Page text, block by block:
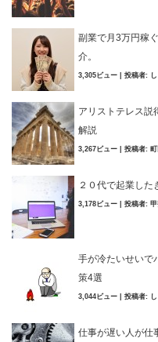
副業で月3万円稼
介。
3,305ビュー 投稿者:
アリストテレス説
解説
3,267ビュー 投稿者:
２０代で起業した
3,178ビュー 投稿者:
手が冷たいせいで
策4選
3,044ビュー 投稿者:
仕事が遅い人が仕